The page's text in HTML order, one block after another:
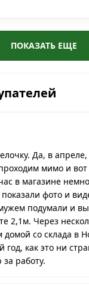
ПОКАЗАТЬ ЕЩЕ
Да, в апреле,
мимо и
в магазине
показали фото и
подумали и
2,1м. Через
домой со склада в
как это ни
работу.